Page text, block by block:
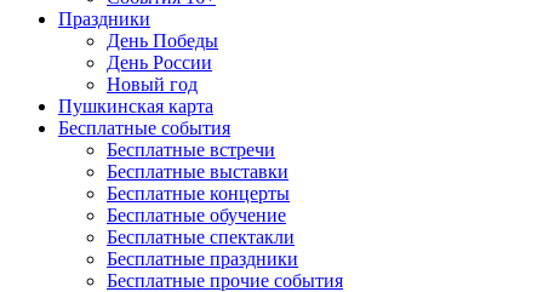
Праздники
День Победы
День России
Новый год
Пушкинская карта
Бесплатные события
Бесплатные встречи
Бесплатные выставки
Бесплатные концерты
Бесплатные обучение
Бесплатные спектакли
Бесплатные праздники
Бесплатные прочие события